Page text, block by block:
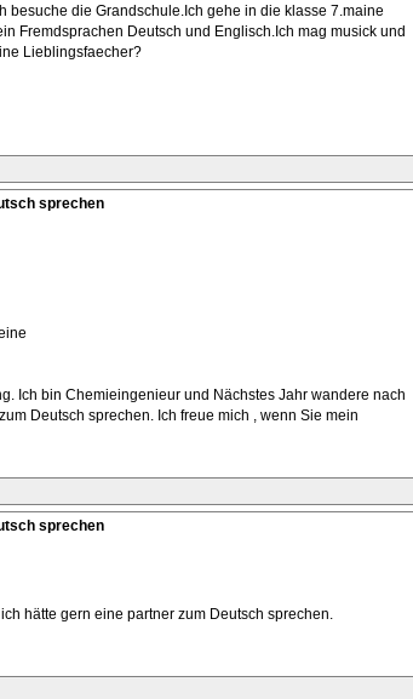
besuche die Grandschule.Ich gehe in die klasse 7.maine
Fremdsprachen Deutsch und Englisch.Ich mag musick und
Lieblingsfaecher?
sprechen
Ich bin Chemieingenieur und Nächstes Jahr wandere nach
Deutsch sprechen. Ich freue mich , wenn Sie mein
sprechen
hätte gern eine partner zum Deutsch sprechen.